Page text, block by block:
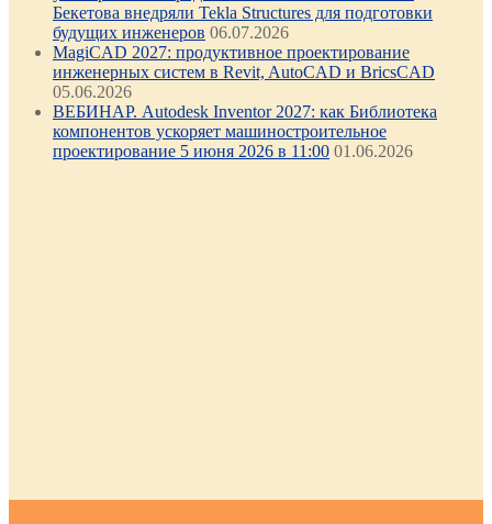
Бекетова внедряли Tekla Structures для подготовки
будущих инженеров 06.07.2026
MagiCAD 2027: продуктивное проектирование
инженерных систем в Revit, AutoCAD и BricsCAD
05.06.2026
ВЕБИНАР. Autodesk Inventor 2027: как Библиотека
компонентов ускоряет машиностроительное
проектирование 5 июня 2026 в 11:00 01.06.2026